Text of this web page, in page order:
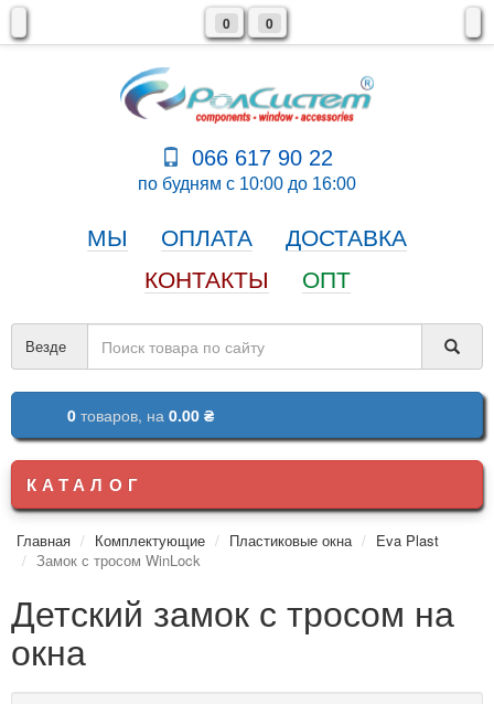
0 0
066 617 90 22
по будням с 10:00 до 16:00
МЫ ОПЛАТА
ДОСТАВКА
КОНТАКТЫ
ОПТ
Везде
0 товаров, на 0.00 ₴
КАТАЛОГ
Главная Комплектующие Пластиковые окна
Eva Plast
Замок с тросом WinLock
Детский замок с тросом на
окна